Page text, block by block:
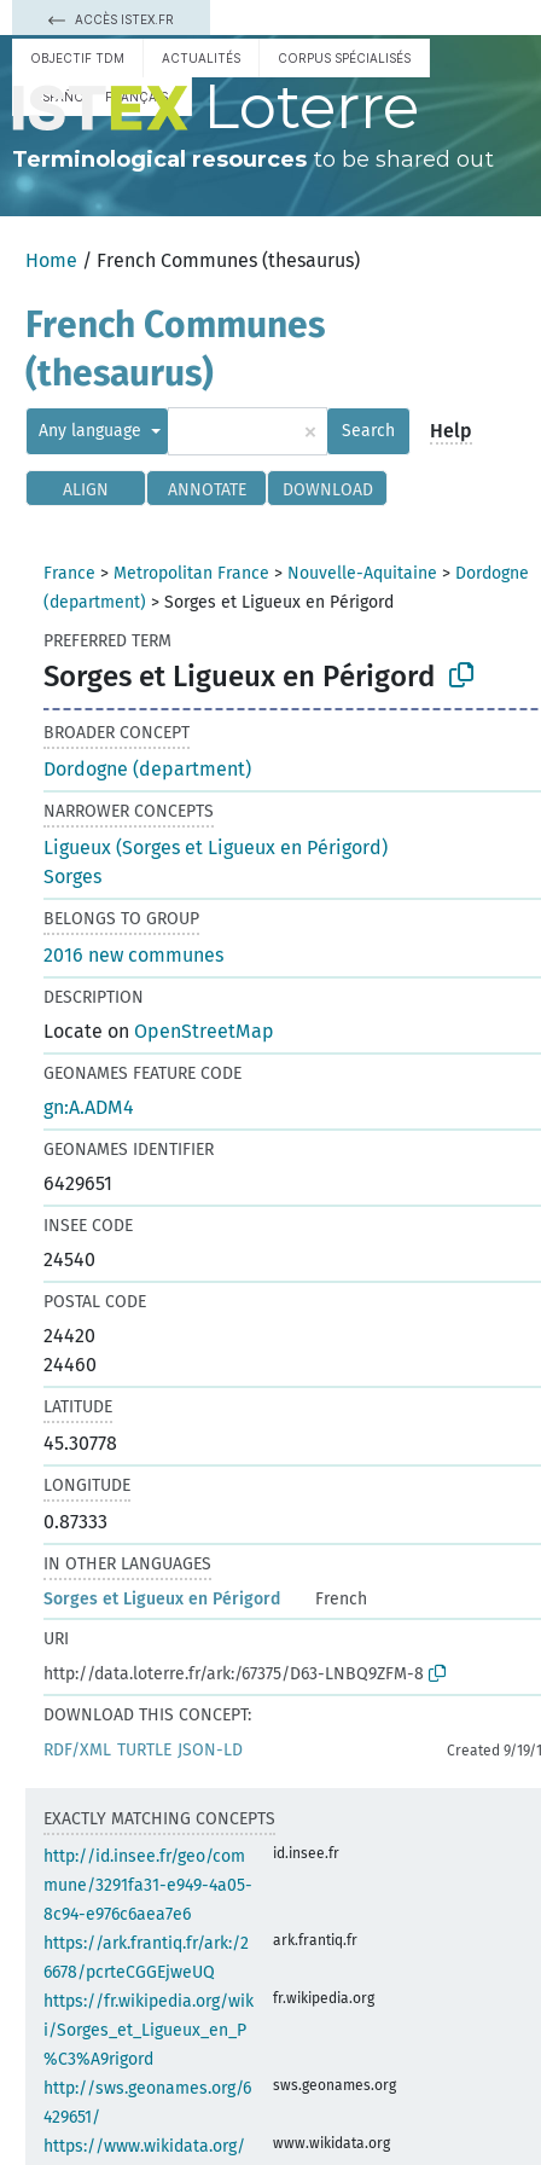
ACCÈS ISTEX.FR
OBJECTIF TDM ACTUALITÉS CORPUS SPÉCIALISÉS
ESPAÑOL FRANÇAIS Loterre
Terminological resourcesto be shared out
Home / French Communes (thesaurus)
French Communes
(thesaurus)
Any language × Search Help
ALIGN ANNOTATE DOWNLOAD
France > Metropolitan France > Nouvelle-Aquitaine > Dordogne
(department) >Sorges et Ligueux en Périgord
PREFERRED TERM
Sorges et Ligueux en Périgord
BROADER CONCEPT
Dordogne (department)
NARROWER CONCEPTS
Ligueux (Sorges et Ligueux en Périgord)
Sorges
BELONGS TO GROUP
2016 new communes
DESCRIPTION
Locate onOpenStreetMap
GEONAMES FEATURE CODE
gn:A.ADM4
GEONAMES IDENTIFIER
6429651
INSEE CODE
24540
POSTAL CODE
24420
24460
LATITUDE
45.30778
LONGITUDE
0.87333
IN OTHER LANGUAGES
Sorges et Ligueux en Périgord
French
URI
http://data.loterre.fr/ark:/67375/D63-LNBQ9ZFM-8
DOWNLOAD THIS CONCEPT:
RDF/XML TURTLE JSON-LD Created 9/19/
EXACTLY MATCHING CONCEPTS
http://id.insee.fr/geo/com
mune/3291fa31-e949-4a05-
8c94-e976c6aea7e6
id.insee.fr
https://ark.frantiq.fr/ark:/2
6678/pcrteCGGEjweUQ
ark.frantiq.fr
https://fr.wikipedia.org/wik
i/Sorges_et_Ligueux_en_P
%C3%A9rigord
fr.wikipedia.org
http://sws.geonames.org/6
429651/
sws.geonames.org
https://www.wikidata.org/
www.wikidata.org